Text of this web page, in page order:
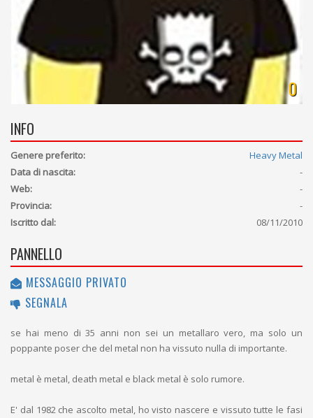
0
INFO
Genere preferito:
Heavy Metal
Data di nascita:
-
Web:
-
Provincia:
-
Iscritto dal:
08/11/2010
PANNELLO
MESSAGGIO PRIVATO
SEGNALA
se hai meno di 35 anni non sei un metallaro vero, ma solo un
poppante poser che del metal non ha vissuto nulla di importante.
metal è metal, death metal e black metal è solo rumore.
E' dal 1982 che ascolto metal, ho visto nascere e vissuto tutte le fasi